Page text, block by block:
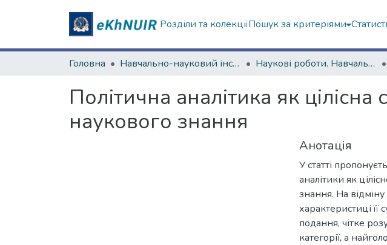
Розділи та колекціїПошук за критеріями
Головна Навчально-науковий інститут філософії, культурології, політології Наукові роботи. Навчально-науковий інститут філософії, культурології, політології
Політична аналітика як
наукового знання
Анотація
У статті
аналітики як
знання. На
характеристиці її
подання, чітке
категорії, а